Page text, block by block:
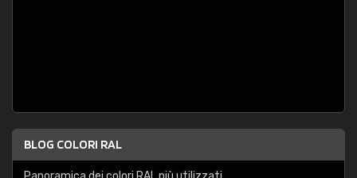
BLOG COLORI RAL